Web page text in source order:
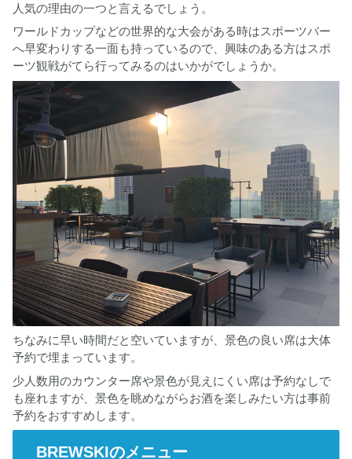
人気の理由の一つと言えるでしょう。
ワールドカップなどの世界的な大会がある時はスポーツバー
へ早変わりする一面も持っているので、興味のある方はスポ
ーツ観戦がてら行ってみるのはいかがでしょうか。
ちなみに早い時間だと空いていますが、景色の良い席は大体
予約で埋まっています。
少人数用のカウンター席や景色が見えにくい席は予約なしで
も座れますが、景色を眺めながらお酒を楽しみたい方は事前
予約をおすすめします。
BREWSKIのメニュー